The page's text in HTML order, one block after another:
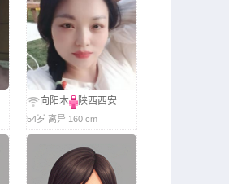
向阳木 陕西西安
54岁 离异 160 cm